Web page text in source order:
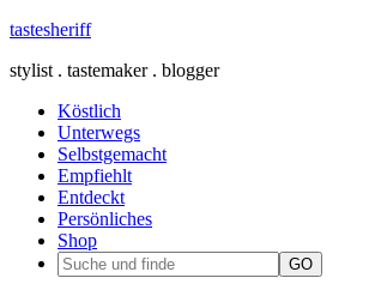
tastesheriff
stylist . tastemaker . blogger
Köstlich
Unterwegs
Selbstgemacht
Empfiehlt
Entdeckt
Persönliches
Shop